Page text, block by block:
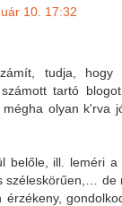
10. 17:32
tudja, hogy
tartó
olyan k'rva
belőle, ill. leméri a
széleskörűen,… de
érzékeny,